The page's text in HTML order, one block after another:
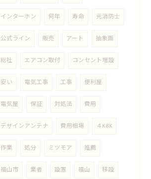
インターホン 何年 寿命 元消防士
公式ライン 販売 アート 抽象画
総社 エアコン取付 コンセント増設
安い 電気工事 工事 便利屋
電気屋 保証 対処法 費用
デザインアンテナ 費用相場 ４K8K
作業 処分 ミツモア 推薦
福山市 業者 設置 福山 移設